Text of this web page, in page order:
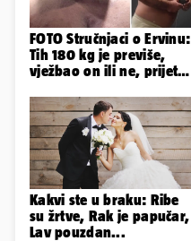
FOTO Stručnjaci o Ervinu:
Tih 180 kg je previše,
vježbao on ili ne, prijete
Kakvi ste u braku: Ribe
su žrtve, Rak je papučar,
Lav pouzdan...